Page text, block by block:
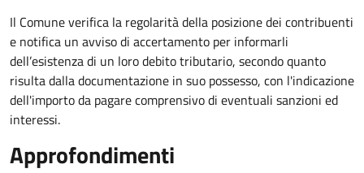
Il Comune verifica la regolarità della posizione dei contribuenti
e notifica un avviso di accertamento per informarli
dell’esistenza di un loro debito tributario, secondo quanto
risulta dalla documentazione in suo possesso, con l'indicazione
dell'importo da pagare comprensivo di eventuali sanzioni ed
interessi.
Approfondimenti